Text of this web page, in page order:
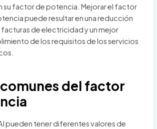
su factor de potencia. Mejorar el factor
puede resultar en una reducción
facturas de electricidad y un mejor
de los requisitos de los servicios
del factor
pueden tener diferentes valores de